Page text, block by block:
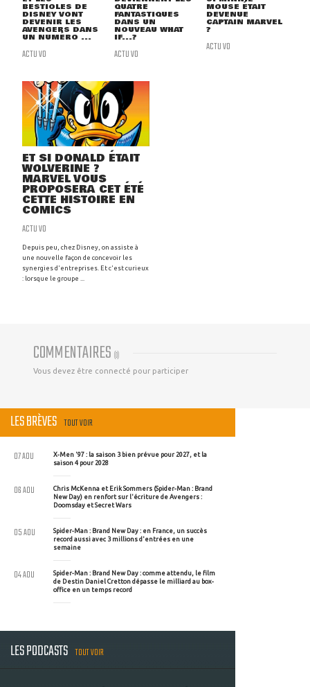
BESTIOLES DE
DISNEY VONT
DEVENIR LES
AVENGERS DANS
UN NUMÉRO ...
ACTU VO
QUATRE
FANTASTIQUES
DANS UN
NOUVEAU WHAT
IF...?
ACTU VO
MOUSE ÉTAIT
DEVENUE
CAPTAIN MARVEL
?
ACTU VO
ET SI DONALD ÉTAIT
WOLVERINE ?
MARVEL VOUS
PROPOSERA CET ÉTÉ
CETTE HISTOIRE EN
COMICS
ACTU VO
Depuis peu, chez Disney, on assiste à
une nouvelle façon de concevoir les
synergies d'entreprises. Et c'est curieux
: lorsque le groupe ...
COMMENTAIRES (0)
Vous devez être connecté pour participer
LES BRÈVES TOUT VOIR
X-Men '97 : la saison 3 bien prévue pour 2027, et la
saison 4 pour 2028
07 AOU
Chris McKenna et Erik Sommers (Spider-Man : Brand
New Day) en renfort sur l'écriture de Avengers :
Doomsday et Secret Wars
06 AOU
Spider-Man : Brand New Day : en France, un succès
record aussi avec 3 millions d'entrées en une
semaine
05 AOU
Spider-Man : Brand New Day : comme attendu, le film
de Destin Daniel Cretton dépasse le milliard au box-
office en un temps record
04 AOU
LES PODCASTS TOUT VOIR